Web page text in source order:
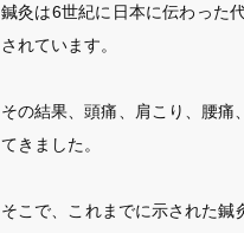
鍼灸は6世紀に日本に伝わった
されています。
その結果、頭痛、肩こり、腰痛
てきました。
そこで、これまでに示された鍼